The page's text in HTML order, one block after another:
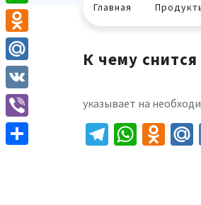
Главная
К чему
указывает на
Telegram
WhatsApp
Odnoklassniki
Mail.Ru
VK
Viber